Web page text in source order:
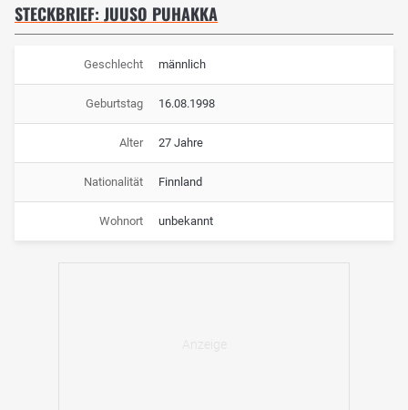
STECKBRIEF: JUUSO PUHAKKA
Geschlecht männlich
Geburtstag 16.08.1998
Alter 27 Jahre
Nationalität Finnland
Wohnort unbekannt